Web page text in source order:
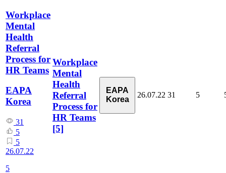
Workplace
Mental
Health
Referral
Process for
HR Teams
EAPA
Korea
31
5
5
26.07.22
5
Workplace
Mental
Health
Referral
Process for
HR Teams
[5]
EAPA
Korea
26.07.22 31 5